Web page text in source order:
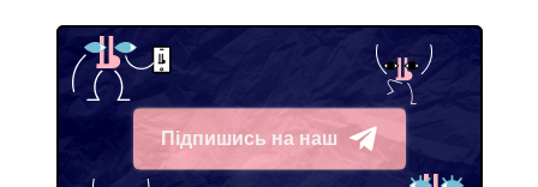
Підпишись на наш
Telegram